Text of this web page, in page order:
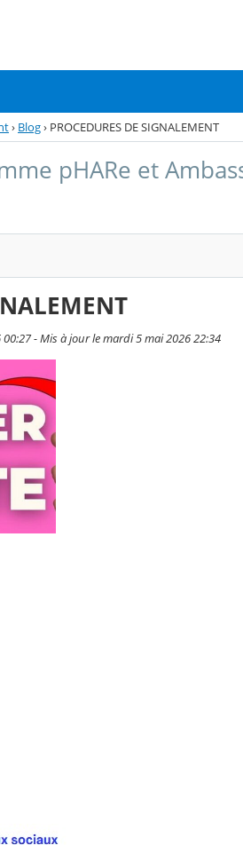
› Blog› PROCEDURES DE SIGNALEMENT
pHARe et
- Mis à jour le mardi 5 mai 2026 22:34